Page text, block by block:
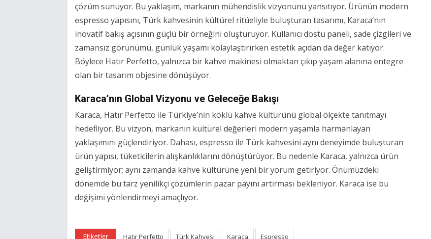
çözüm sunuyor. Bu yaklaşım, markanın mühendislik vizyonunu yansıtıyor. Ürünün modern
espresso yapısını, Türk kahvesinin kültürel ritüeliyle buluşturan tasarımı, Karaca’nın
inovatif bakış açısının güçlü bir örneğini oluşturuyor. Kullanıcı dostu paneli, sade çizgileri ve
zamansız görünümü, günlük yaşamı kolaylaştırırken estetik açıdan da değer katıyor.
Böylece Hatır Perfetto, yalnızca bir kahve makinesi olmaktan çıkıp yaşam alanına entegre
olan bir tasarım objesine dönüşüyor.
Karaca’nın Global Vizyonu ve Geleceğe Bakışı
Karaca, Hatır Perfetto ile Türkiye’nin köklü kahve kültürünü global ölçekte tanıtmayı
hedefliyor. Bu vizyon, markanın kültürel değerleri modern yaşamla harmanlayan
yaklaşımını güçlendiriyor. Dahası, espresso ile Türk kahvesini aynı deneyimde buluşturan
ürün yapısı, tüketicilerin alışkanlıklarını dönüştürüyor. Bu nedenle Karaca, yalnızca ürün
geliştirmiyor; aynı zamanda kahve kültürüne yeni bir yorum getiriyor. Önümüzdeki
dönemde bu tarz yenilikçi çözümlerin pazar payını artırması bekleniyor. Karaca ise bu
değişimi yönlendirmeyi amaçlıyor.
Etiketler Hatır Perfetto Türk Kahvesi Karaca Espresso